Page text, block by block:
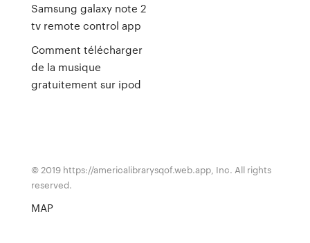
Samsung galaxy note 2
tv remote control app
Comment télécharger
de la musique
gratuitement sur ipod
© 2019 https://americalibrarysqof.web.app, Inc. All rights
reserved.
MAP